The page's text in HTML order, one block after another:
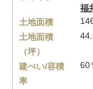
福
土地面積
土地面積
（坪）
建ぺい/容積
率
60